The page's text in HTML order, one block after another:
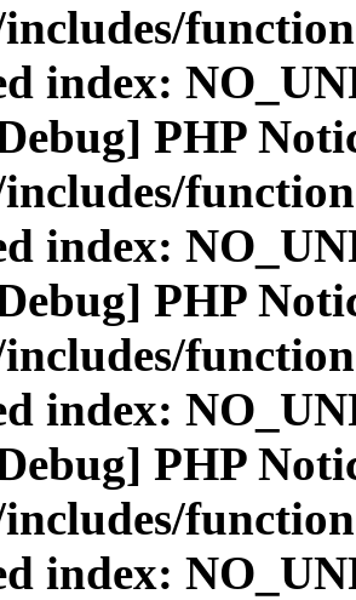
index:
PHP
index:
PHP
index:
PHP
index: